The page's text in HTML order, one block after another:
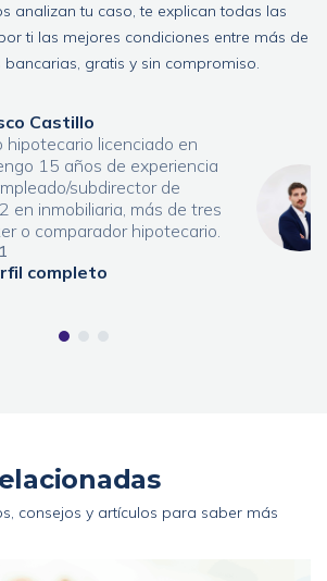
analizan tu caso, te explican todas las
ti las mejores condiciones entre más de
bancarias, gratis y sin compromiso.
Castillo
hipotecario licenciado en
15 años de experiencia
subdirector de
en inmobiliaria, más de tres
o comparador hipotecario.
completo
consejos y artículos para saber más